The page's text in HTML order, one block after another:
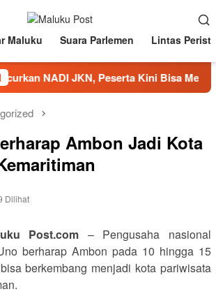
Maluku Suara Parlemen Lintas
NADI JKN, Peserta Kini Bisa
Ambon Jadi Kota
Dilihat
Post.com – Pengusaha nasional
berharap Ambon pada 10 hingga 15
berkembang menjadi kota pariwisata